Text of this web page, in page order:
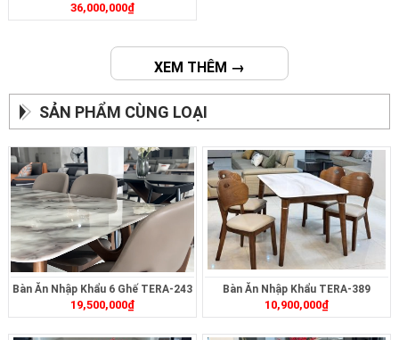
T904
36,000,000₫
XEM THÊM →
SẢN PHẨM CÙNG LOẠI
Bàn Ăn Nhập Khẩu 6 Ghế TERA-243
19,500,000₫
Bàn Ăn Nhập Khẩu TERA-389
10,900,000₫